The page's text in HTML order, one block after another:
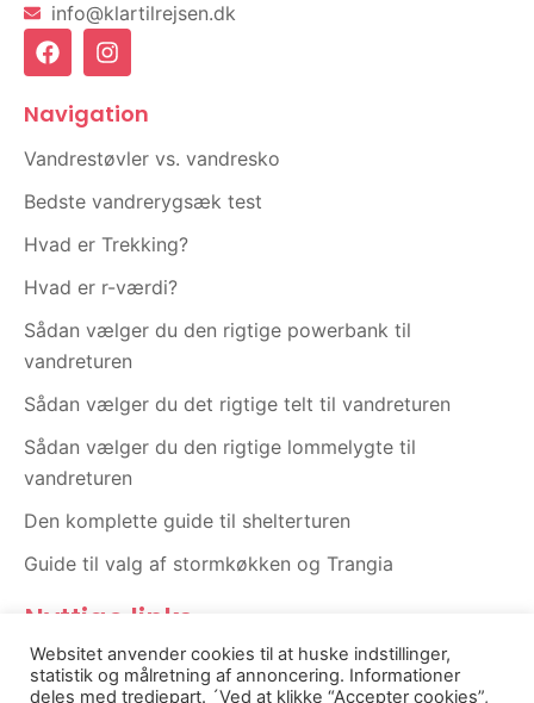
info@klartilrejsen.dk
F
a
e
o
k
I
n
t
g
a
m
Navigation
Vandrestøvler vs. vandresko
Bedste vandrerygsæk test
Hvad er Trekking?
Hvad er r-værdi?
Sådan vælger du den rigtige powerbank til
vandreturen
Sådan vælger du det rigtige telt til vandreturen
Sådan vælger du den rigtige lommelygte til
vandreturen
Den komplette guide til shelterturen
Guide til valg af stormkøkken og Trangia
Nyttige links
Om os
Websitet anvender cookies til at huske indstillinger,
statistik og målretning af annoncering. Informationer
deles med tredjepart. ´Ved at klikke “Accepter cookies”,